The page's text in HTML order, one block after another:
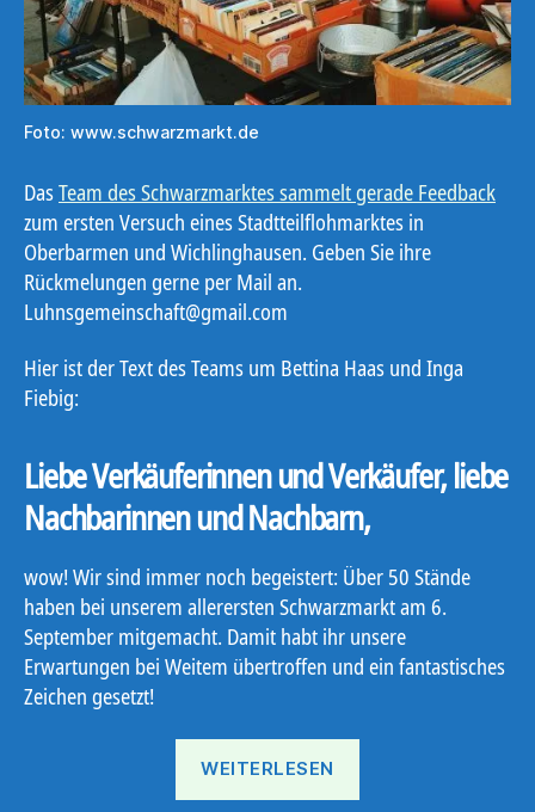
Foto: www.schwarzmarkt.de
DasTeam des Schwarzmarktes sammelt gerade Feedback
zum ersten Versuch eines Stadtteilflohmarktes in
Oberbarmen und Wichlinghausen. Geben Sie ihre
Rückmelungen gerne per Mail an.
Luhnsgemeinschaft@gmail.com
Hier ist der Text des Teams um Bettina Haas und Inga
Fiebig:
Liebe Verkäuferinnen und Verkäufer, liebe
Nachbarinnen und Nachbarn,
wow! Wir sind immer noch begeistert: Über 50 Stände
haben bei unserem allerersten Schwarzmarkt am 6.
September mitgemacht. Damit habt ihr unsere
Erwartungen bei Weitem übertroffen und ein fantastisches
Zeichen gesetzt!
WEITERLESEN